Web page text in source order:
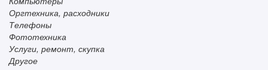
Оргтехника, расходники
Телефоны
Фототехника
Услуги, ремонт, скупка
Другое